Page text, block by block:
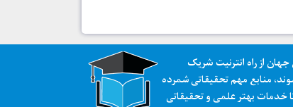
از راه انترنیت شریک
منابع مهم تحقیقاتی شمرده
خدمات بهتر علمی و تحقیقاتی